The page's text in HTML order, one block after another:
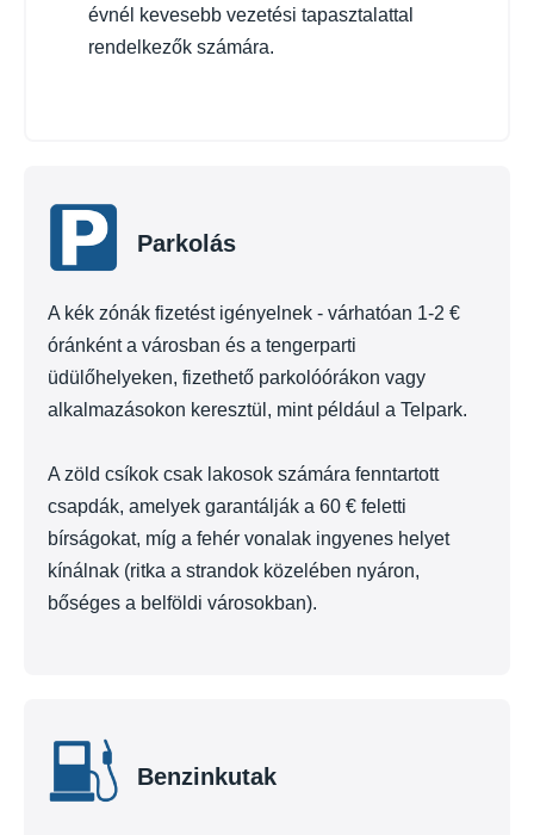
évnél kevesebb vezetési tapasztalattal
rendelkezők számára.
Parkolás
A kék zónák fizetést igényelnek - várhatóan 1-2 €
óránként a városban és a tengerparti
üdülőhelyeken, fizethető parkolóórákon vagy
alkalmazásokon keresztül, mint például a Telpark.
A zöld csíkok csak lakosok számára fenntartott
csapdák, amelyek garantálják a 60 € feletti
bírságokat, míg a fehér vonalak ingyenes helyet
kínálnak (ritka a strandok közelében nyáron,
bőséges a belföldi városokban).
Benzinkutak